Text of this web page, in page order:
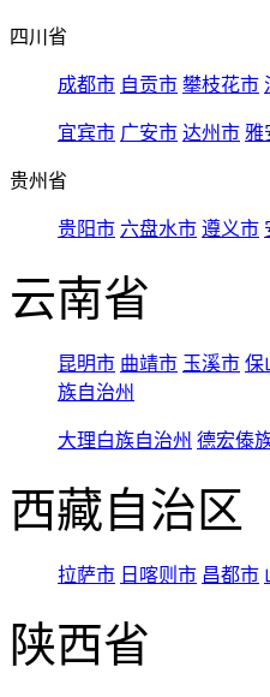
四川省
成都市 自贡市 攀枝花市
宜宾市 广安市 达州市 雅
贵州省
贵阳市 六盘水市 遵义市
云南省
昆明市 曲靖市 玉溪市 保
族自治州
大理白族自治州 德宏傣
西藏自治区
拉萨市 日喀则市 昌都市
陕西省